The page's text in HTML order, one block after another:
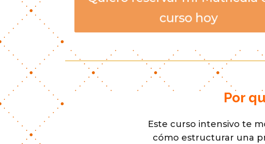
curso hoy
Por
Este curso intensivo te
cómo estructurar una